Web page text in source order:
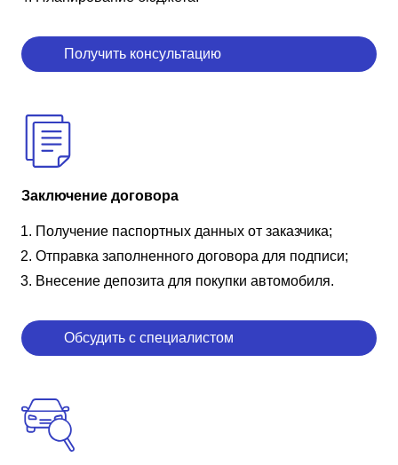
Получить консультацию
Заключение договора
Получение паспортных данных от заказчика;
Отправка заполненного договора для подписи;
Внесение депозита для покупки автомобиля.
Обсудить с специалистом